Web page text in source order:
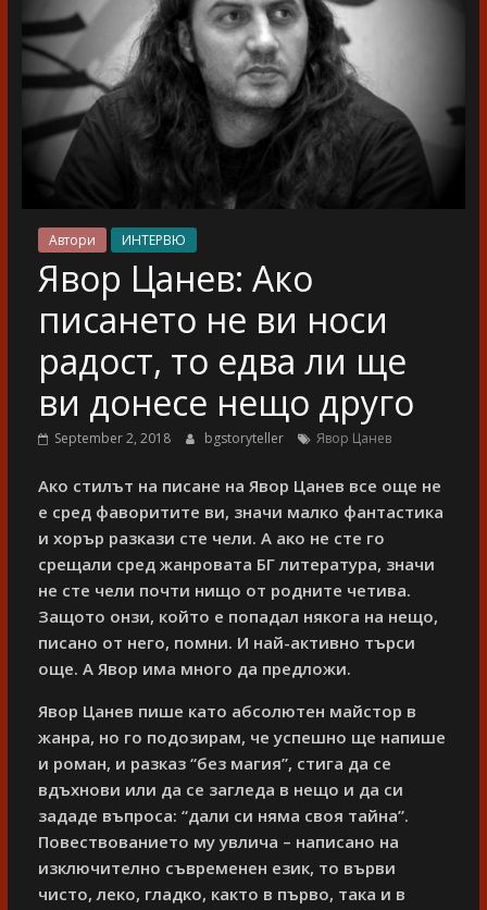
разказ
Автори ИНТЕРВЮ
Явор Цанев: Ако
писането не ви носи
радост, то едва ли ще
ви донесе нещо друго
September 2, 2018 bgstoryteller Явор Цанев
Ако стилът на писане на Явор Цанев все още не
е сред фаворитите ви, значи малко фантастика
и хорър разкази сте чели. А ако не сте го
срещали сред жанровата БГ литература, значи
не сте чели почти нищо от родните четива.
Защото онзи, който е попадал някога на нещо,
писано от него, помни. И най-активно търси
още. А Явор има много да предложи.
Явор Цанев пише като абсолютен майстор в
жанра, но го подозирам, че успешно ще напише
и роман, и разказ “без магия”, стига да се
вдъхнови или да се загледа в нещо и да си
зададе въпроса: “дали си няма своя тайна”.
Повествованието му увлича – написано на
изключително съвременен език, то върви
чисто, леко, гладко, както в първо, така и в